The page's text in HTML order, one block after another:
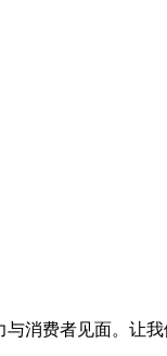
消费者见面。让